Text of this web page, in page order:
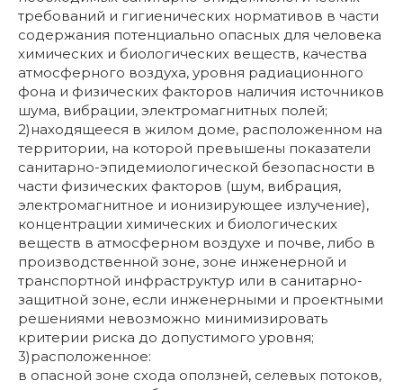
требований и гигиенических нормативов в части
содержания потенциально опасных для человека
химических и биологических веществ, качества
атмосферного воздуха, уровня радиационного
фона и физических факторов наличия источников
шума, вибрации, электромагнитных полей;
2)находящееся в жилом доме, расположенном на
территории, на которой превышены показатели
санитарно-эпидемиологической безопасности в
части физических факторов (шум, вибрация,
электромагнитное и ионизирующее излучение),
концентрации химических и биологических
веществ в атмосферном воздухе и почве, либо в
производственной зоне, зоне инженерной и
транспортной инфраструктур или в санитарно-
защитной зоне, если инженерными и проектными
решениями невозможно минимизировать
критерии риска до допустимого уровня;
3)расположенное:
в опасной зоне схода оползней, селевых потоков,